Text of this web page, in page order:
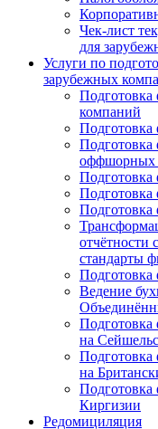
Чек-лист
для
Услуги по
зарубежных
Подготовка
компаний
Подготовка
Подготовка
оффшорных
Подготовка
Подготовка
Подготовка
стандарты
Подготовка
Ведение
Подготовка
на
Подготовка
на
Подготовка
Киргизии
Редомициляция